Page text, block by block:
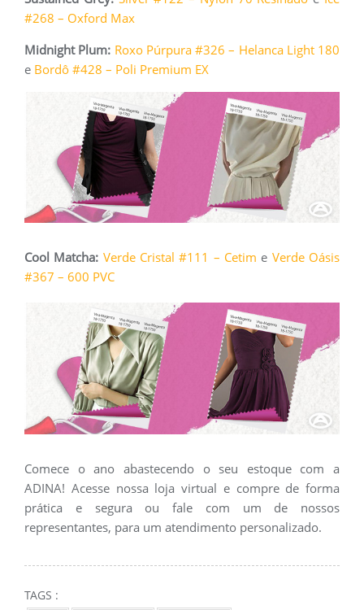
#268 – Oxford Max
Midnight Plum: Roxo Púrpura #326 – Helanca Light 180
e Bordô #428 – Poli Premium EX
Cool Matcha: Verde Cristal #111 – Cetim e Verde Oásis
#367 – 600 PVC
Comece o ano abastecendo o seu estoque com a
ADINA! Acesse nossa loja virtual e compre de forma
prática e segura ou fale com um de nossos
representantes, para um atendimento personalizado.
TAGS :